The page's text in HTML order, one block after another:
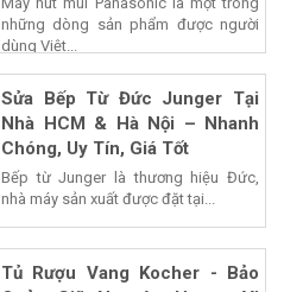
Máy hút mùi Panasonic là một trong
những dòng sản phẩm được người
dùng Việt...
Sửa Bếp Từ Đức Junger Tại
Nhà HCM & Hà Nội – Nhanh
Chóng, Uy Tín, Giá Tốt
Bếp từ Junger là thương hiệu Đức,
nhà máy sản xuất được đặt tại...
Tủ Rượu Vang Kocher - Bảo